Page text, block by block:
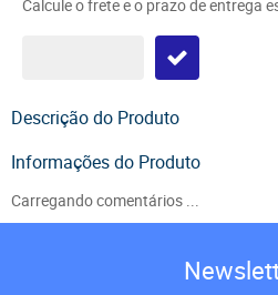
Calcule o frete e o prazo de entrega
Descrição do Produto
Informações do Produto
Carregando comentários ...